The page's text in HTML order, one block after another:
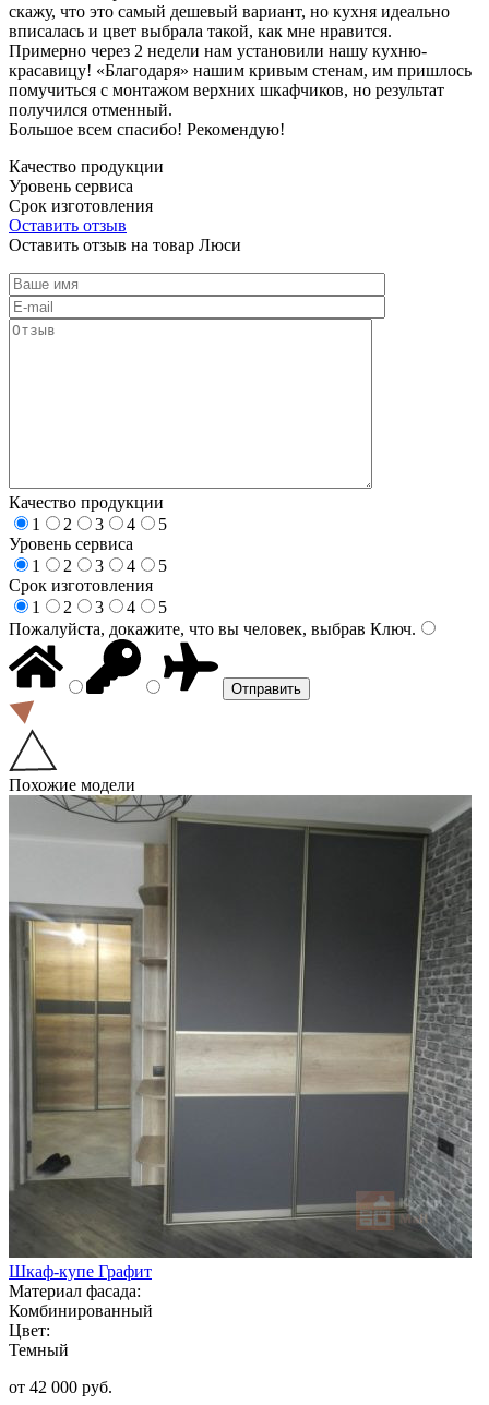
скажу, что это самый дешевый вариант, но кухня идеально
вписалась и цвет выбрала такой, как мне нравится.
Примерно через 2 недели нам установили нашу кухню-
красавицу! «Благодаря» нашим кривым стенам, им пришлось
помучиться с монтажом верхних шкафчиков, но результат
получился отменный.
Большое всем спасибо! Рекомендую!
Качество продукции
Уровень сервиса
Срок изготовления
Оставить отзыв
Оставить отзыв на товар Люси
Качество продукции
1
2 3 4
5
Уровень сервиса
1
2 3 4
5
Срок изготовления
1
2 3 4
5
Пожалуйста, докажите, что вы человек, выбрав Ключ.
Похожие модели
Шкаф-купе Графит
Материал фасада:
Комбинированный
Цвет:
Темный
от 42 000 руб.